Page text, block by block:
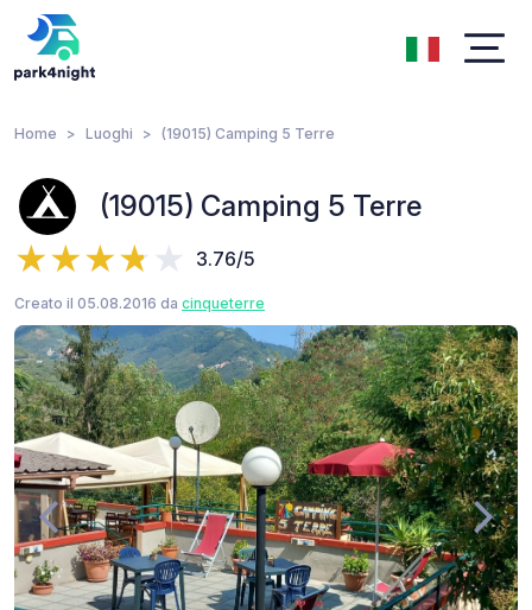
Home Luoghi (19015) Camping 5 Terre
(19015) Camping 5 Terre
3.76/5
Creato il 05.08.2016 da cinqueterre